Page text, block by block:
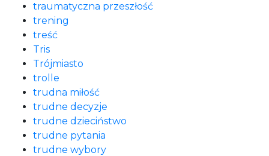
traumatyczna przeszłość
trening
treść
Tris
Trójmiasto
trolle
trudna miłość
trudne decyzje
trudne dzieciństwo
trudne pytania
trudne wybory